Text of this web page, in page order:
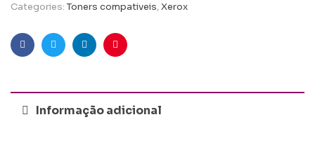
Categories: Toners compativeis,Xerox
FacebookTwitterLinkedinPinterest
Informação adicional